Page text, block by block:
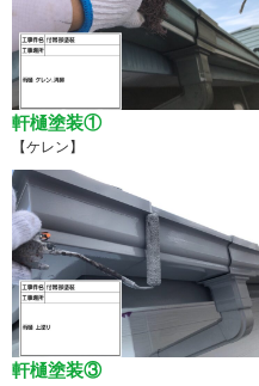
軒樋塗装①
【ケレン】
軒樋塗装③